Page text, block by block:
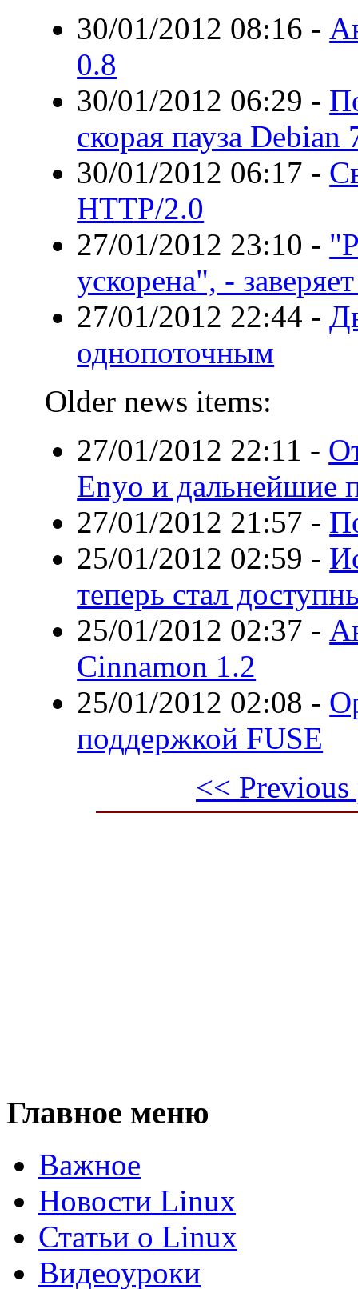
30/01/2012 08:16 -
0.8
30/01/2012 06:29 -
скорая пауза Debian
30/01/2012 06:17 -
HTTP/2.0
27/01/2012 23:10 -
ускорена", -
27/01/2012 22:44 -
однопоточным
Older news items:
27/01/2012 22:11 -
Enyo и дальнейшие
27/01/2012 21:57 -
25/01/2012 02:59 -
теперь стал
25/01/2012 02:37 -
Cinnamon 1.2
25/01/2012 02:08 -
поддержкой FUSE
<< Previous
Главное меню
Важное
Новости Linux
Статьи о Linux
Видеоуроки